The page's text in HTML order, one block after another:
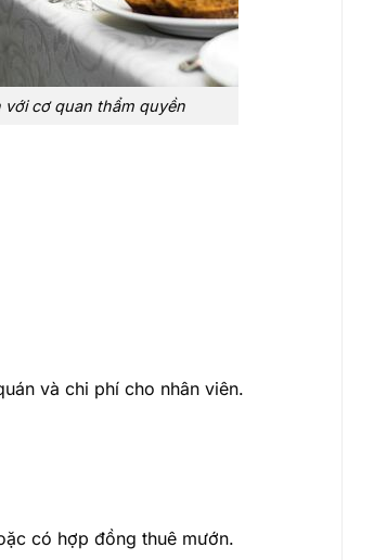
cơ quan thẩm quyền
và chi phí cho nhân viên.
có hợp đồng thuê mướn.